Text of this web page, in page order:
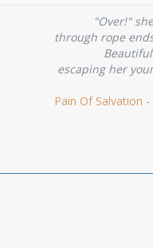
"Over!"
through rope
escaping her
Pain Of Salvation -